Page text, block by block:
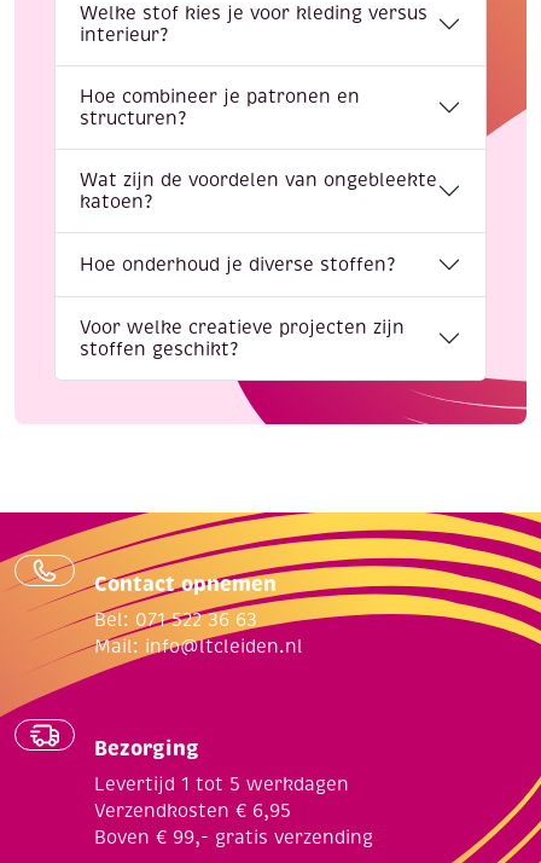
Welke stof kies je voor kleding versus
interieur?
Hoe combineer je patronen en
structuren?
Wat zijn de voordelen van ongebleekte
katoen?
Hoe onderhoud je diverse stoffen?
Voor welke creatieve projecten zijn
stoffen geschikt?
Contact opnemen
Bel: 071 522 36 63
Mail: info@ltcleiden.nl
Bezorging
Levertijd 1 tot 5 werkdagen
Verzendkosten € 6,95
Boven € 99,- gratis verzending